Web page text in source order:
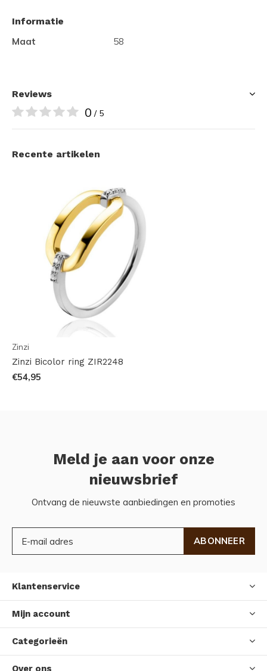
Informatie
Maat
58
Reviews
0 / 5
Recente artikelen
Zinzi
Zinzi Bicolor ring ZIR2248
€54,95
Meld je aan voor onze
nieuwsbrief
Ontvang de nieuwste aanbiedingen en promoties
ABONNEER
Klantenservice
Mijn account
Categorieën
Over ons